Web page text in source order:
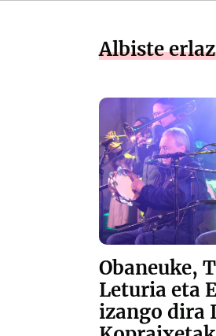
Albiste
Obaneuke,
Leturia eta
izango dira